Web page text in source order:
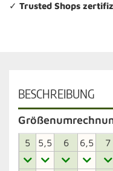
✓ Trusted Shops
BESCHREIBUNG
5 5,5 6 6,5 7